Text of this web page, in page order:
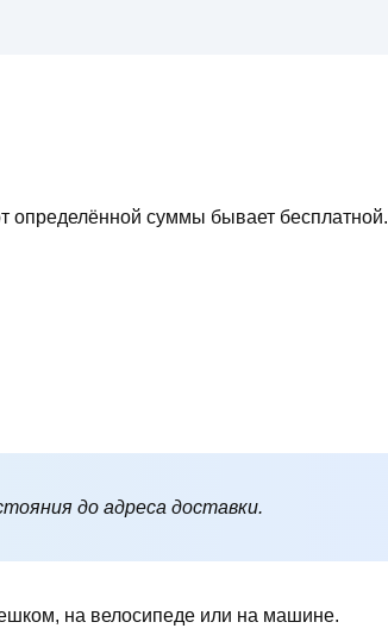
определённой суммы бывает бесплатной.
до адреса доставки.
на велосипеде или на машине.